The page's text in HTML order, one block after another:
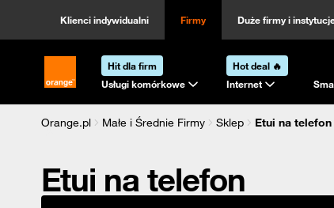
Klienci indywidualni Firmy Duże firmy i
Strona główna Orange.pl
Hit dla firm
Usługi komórkowe
Hot deal 🔥
Internet
Orange.pl Małe i Średnie Firmy Sklep
Etui na telefon
Etui na telefon